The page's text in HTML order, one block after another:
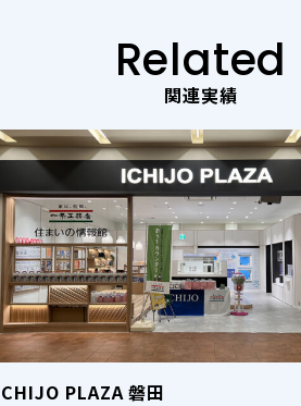
Related
関連実績
PLAZA 磐田